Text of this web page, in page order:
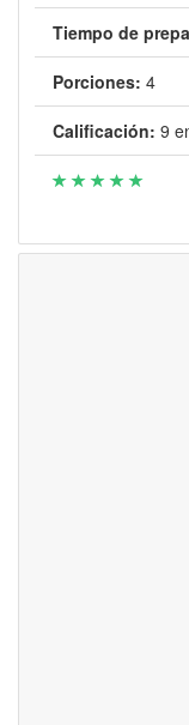
Tiempo de
Porciones: 4
Calificación: 9